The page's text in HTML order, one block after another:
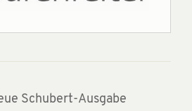
Schubert-Ausgabe